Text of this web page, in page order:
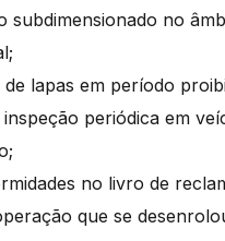
subdimensionado no
lapas em período
periódica em
no livro de
que se